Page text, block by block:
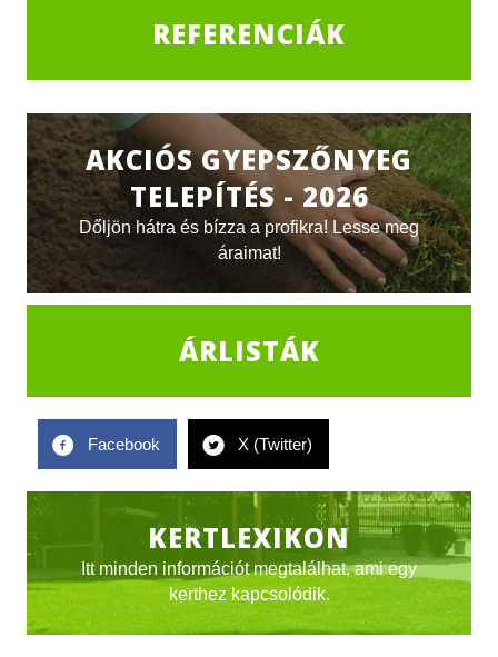
REFERENCIÁK
AKCIÓS GYEPSZŐNYEG
TELEPÍTÉS - 2026
Dőljön hátra és bízza a profikra! Lesse meg
áraimat!
ÁRLISTÁK
Facebook X (Twitter)
KERTLEXIKON
Itt minden információt megtalálhat, ami egy
kerthez kapcsolódik.